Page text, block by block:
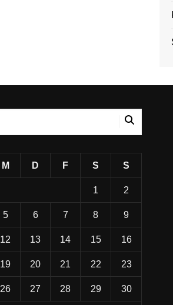
M D F S S
1 2
5 6 7 8 9
12 13 14 15 16
19 20 21 22 23
26 27 28 29 30